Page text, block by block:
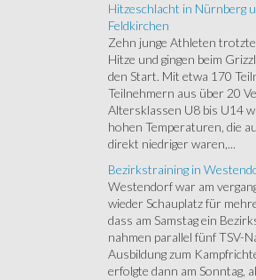
Hitzeschlacht in Nürnberg
Feldkirchen
Zehn junge Athleten
Hitze und gingen beim
den Start. Mit etwa 170
Teilnehmern aus über 20
Altersklassen U8 bis U14
hohen Temperaturen, die
direkt niedriger waren,...
Bezirkstraining in
Westendorf war am
wieder Schauplatz für
dass am Samstag ein
nahmen parallel fünf TSV-
Ausbildung zum
erfolgte dann am Sonntag,